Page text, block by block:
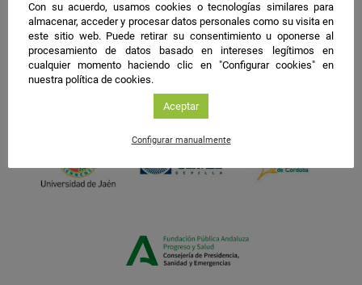
Con su acuerdo, usamos cookies o tecnologías similares para
almacenar, acceder y procesar datos personales como su visita en
este sitio web. Puede retirar su consentimiento u oponerse al
procesamiento de datos basado en intereses legítimos en
cualquier momento haciendo clic en "Configurar cookies" en
nuestra política de cookies.
Aceptar
Configurar manualmente